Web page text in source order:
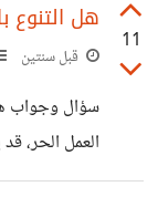
لي موقع
ولكن بالنسبة
11
هل التنوع
قبل سنتين
سؤال وجواب
العمل الحر،
لبيع احدى